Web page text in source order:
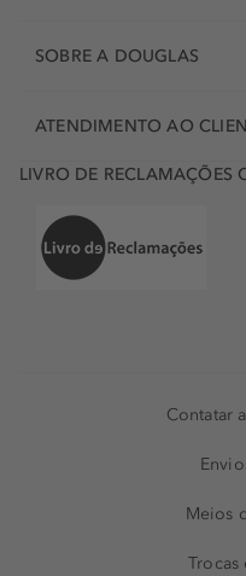
SOBRE A DOUGLAS
ATENDIMENTO AO
LIVRO DE RECLAMAÇÕES
Contatar
Meios